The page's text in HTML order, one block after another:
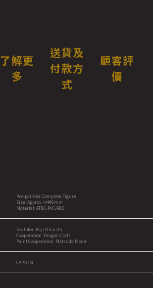
了解更
多
送貨及
付款方
式
顧客評
價
Pre-painted Complete Figure
Size: Approx. H440mm
Material: ATBC-PVC/ABS
Sculptor: Koji Nihashi
Cooperation: Dragon Craft
Paint Cooperation: Matsuda Model
CAPCOM